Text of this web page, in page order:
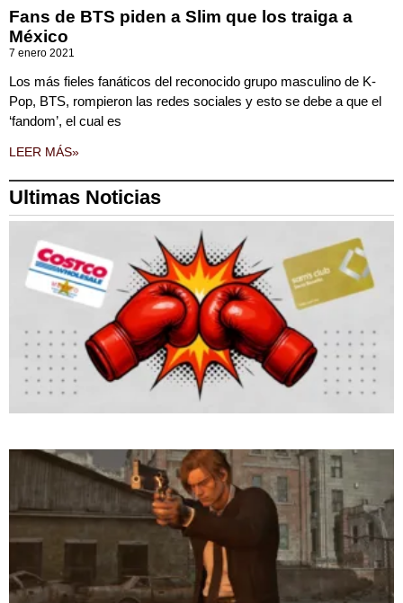
Fans de BTS piden a Slim que los traiga a
México
7 enero 2021
Los más fieles fanáticos del reconocido grupo masculino de K-
Pop, BTS, rompieron las redes sociales y esto se debe a que el
‘fandom’, el cual es
LEER MÁS»
Ultimas Noticias